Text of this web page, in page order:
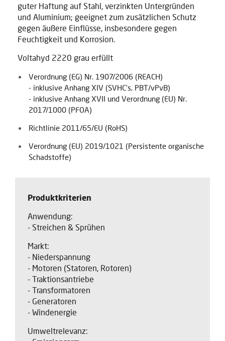
guter Haftung auf Stahl, verzinkten Untergründen
und Aluminium; geeignet zum zusätzlichen Schutz
gegen äußere Einflüsse, insbesondere gegen
Feuchtigkeit und Korrosion.
Voltahyd 2220 grau erfüllt
Verordnung (EG) Nr. 1907/2006 (REACH)
- inklusive Anhang XIV (SVHC's, PBT/vPvB)
- inklusive Anhang XVII und Verordnung (EU) Nr.
2017/1000 (PFOA)
Richtlinie 2011/65/EU (RoHS)
Verordnung (EU) 2019/1021 (Persistente organische
Schadstoffe)
Produktkriterien
Anwendung:
- Streichen & Sprühen
Markt:
- Niederspannung
- Motoren (Statoren, Rotoren)
- Traktionsantriebe
- Transformatoren
- Generatoren
- Windenergie
Umweltrelevanz: